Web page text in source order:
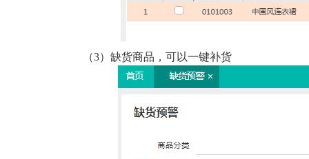
（3）缺货商品，可以一键补货